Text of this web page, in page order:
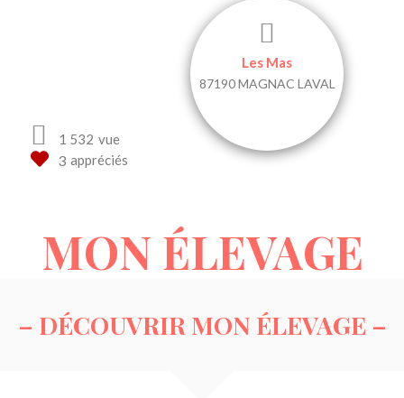
1 532 vue
appréciés
Les Mas
87190 MAGNAC LAVAL
MON ÉLEVAGE
– DÉCOUVRIR MON ÉLEVAGE –